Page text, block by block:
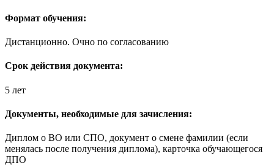
Формат обучения:
Дистанционно. Очно по согласованию
Срок действия документа:
5 лет
Документы, необходимые для зачисления:
Диплом о ВО или СПО, документ о смене фамилии (если
менялась после получения диплома), карточка обучающегося
ДПО